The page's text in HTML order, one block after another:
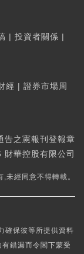
| 投資者關係 |
經 | 證券市場周
告之憲報刊登報章
華控股有限公司
未經同意不得轉載。
確保彼等所提供資料
錯漏而令閣下蒙受